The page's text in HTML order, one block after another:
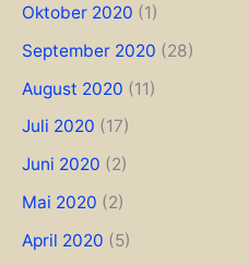
Oktober 2020 (1)
September 2020 (28)
August 2020 (11)
Juli 2020 (17)
Juni 2020 (2)
Mai 2020 (2)
April 2020 (5)